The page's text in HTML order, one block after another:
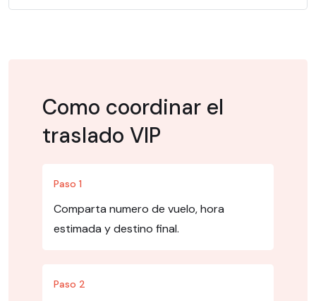
Como coordinar el
traslado VIP
Paso 1
Comparta numero de vuelo, hora
estimada y destino final.
Paso 2